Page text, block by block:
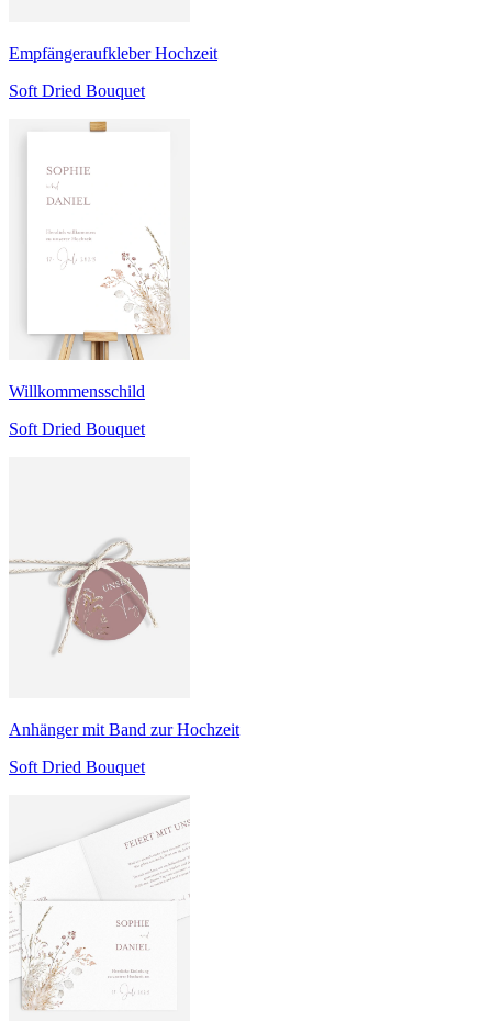
Empfängeraufkleber Hochzeit
Soft Dried Bouquet
Willkommensschild
Soft Dried Bouquet
Anhänger mit Band zur Hochzeit
Soft Dried Bouquet